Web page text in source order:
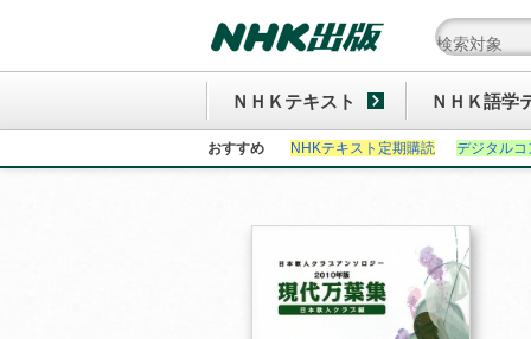
ＮＨＫテキスト ＮＨＫ語学
おすすめ NHKテキスト定期購読 デジタル